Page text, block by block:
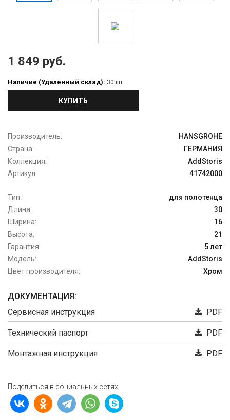
1 849 руб.
Наличие (Удаленный склад): 30 шт
КУПИТЬ
Производитель:
HANSGROHE
Страна:
ГЕРМАНИЯ
Коллекция:
AddStoris
Артикул:
41742000
Тип:
для полотенца
Длина:
30
Ширина:
16
Высота:
21
Гарантия:
5 лет
Модель:
AddStoris
Цвет производителя:
Хром
ДОКУМЕНТАЦИЯ:
Сервисная инструкция
PDF
Технический паспорт PDF
Монтажная инструкция PDF
Поделиться в социальных сетях: